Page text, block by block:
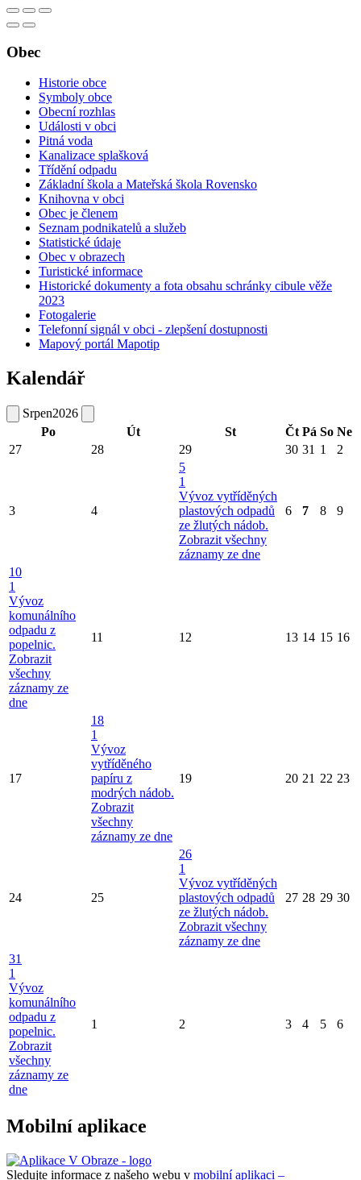
Obec
Historie obce
Symboly obce
Obecní rozhlas
Události v obci
Pitná voda
Kanalizace splašková
Třídění odpadu
Základní škola a Mateřská škola Rovensko
Knihovna v obci
Obec je členem
Seznam podnikatelů a služeb
Statistické údaje
Obec v obrazech
Turistické informace
Historické dokumenty a fota obsahu schránky cibule věže
2023
Fotogalerie
Telefonní signál v obci - zlepšení dostupnosti
Mapový portál Mapotip
Kalendář
Srpen2026
Po
Út St Čt Pá So Ne
27
28 29 30 31 1 2
3 4
5
1
Vývoz vytříděných
plastových odpadů
ze žlutých nádob.
Zobrazit všechny
záznamy ze dne
6 7 8 9
10
1
Vývoz
komunálního
odpadu z
popelnic.
Zobrazit
všechny
záznamy ze
dne
11 12 13 14 15 16
17
18
1
Vývoz
vytříděného
papíru z
modrých nádob.
Zobrazit
všechny
záznamy ze dne
19 20 21 22 23
24 25
26
1
Vývoz vytříděných
plastových odpadů
ze žlutých nádob.
Zobrazit všechny
záznamy ze dne
27 28 29 30
31
1
Vývoz
komunálního
odpadu z
popelnic.
Zobrazit
všechny
záznamy ze
dne
1 2 3 4 5 6
Mobilní aplikace
Sledujte informace z našeho webu v mobilní aplikaci –